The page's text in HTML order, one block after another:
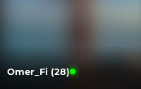
Omer_Fi (28)